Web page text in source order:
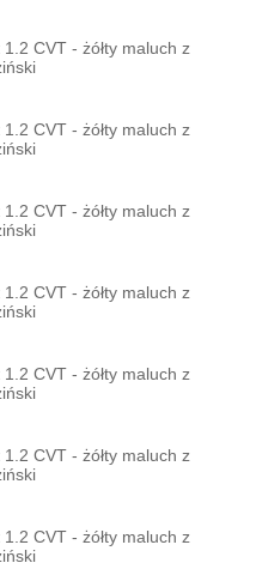
CVT - żółty maluch z
CVT - żółty maluch z
CVT - żółty maluch z
CVT - żółty maluch z
CVT - żółty maluch z
CVT - żółty maluch z
CVT - żółty maluch z